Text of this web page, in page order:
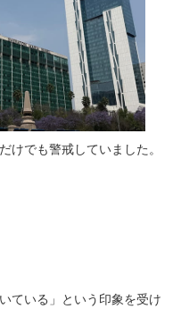
けでも警戒していました。
ている」という印象を受け